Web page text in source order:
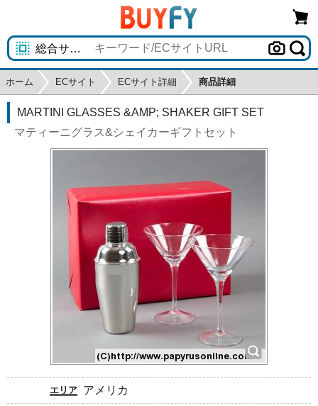
ホーム ECサイト ECサイト詳細 商品詳細
MARTINI GLASSES &AMP; SHAKER GIFT SET
マティーニグラス&シェイカーギフトセット
エリア アメリカ